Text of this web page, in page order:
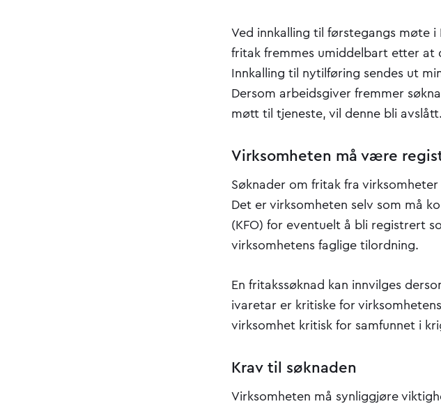
Ved innkalling til førstegangs møte
fritak fremmes umiddelbart etter at
Innkalling til nytilføring sendes ut
Dersom arbeidsgiver fremmer
møtt til tjeneste, vil denne bli
Virksomheten må være
Søknader om fritak fra
Det er virksomheten selv som må
(KFO) for eventuelt å bli registrert
virksomhetens faglige tilordning.
En fritakssøknad kan innvilges
ivaretar er kritiske for
virksomhet kritisk for samfunnet i
Krav til søknaden
Virksomheten må synliggjøre